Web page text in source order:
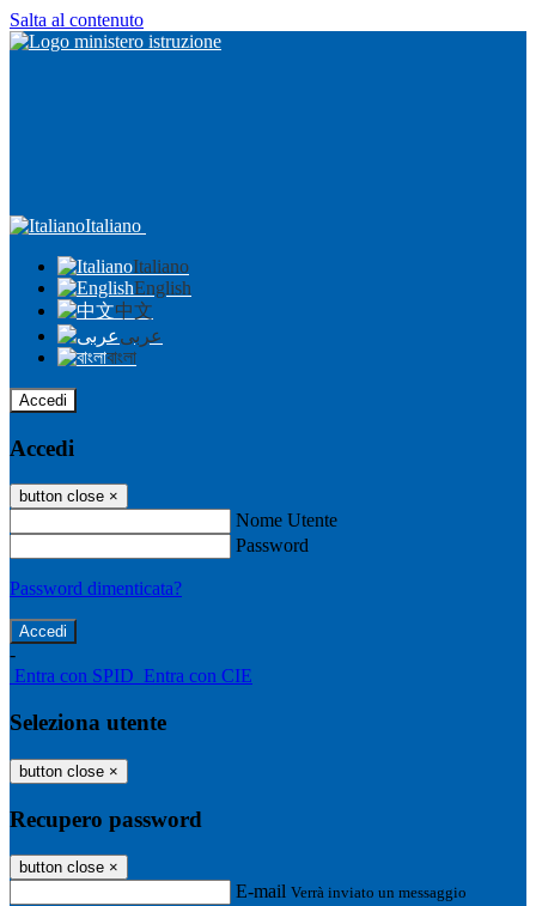
Salta al contenuto
Italiano
Italiano
English
中文
عربى
বাংলা
Accedi
Accedi
button close ×
Nome Utente
Password
Password dimenticata?
-
Entra con SPID Entra con CIE
Seleziona utente
button close ×
Recupero password
button close ×
E-mail Verrà inviato un messaggio